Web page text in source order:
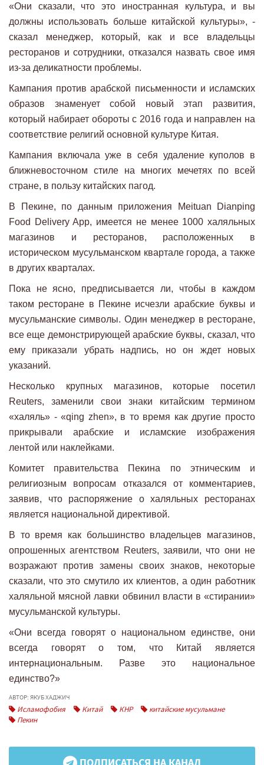
«Они сказали, что это иностранная культура, и вы
должны использовать больше китайской культуры», -
сказал менеджер, который, как и все владельцы
ресторанов и сотрудники, отказался назвать свое имя
из-за деликатности проблемы.
Кампания против арабской письменности и исламских
образов знаменует собой новый этап развития,
который набирает обороты с 2016 года и направлен на
соответствие религий основной культуре Китая.
Кампания включала уже в себя удаление куполов в
ближневосточном стиле на многих мечетях по всей
стране, в пользу китайских пагод.
В Пекине, по данным приложения Meituan Dianping
Food Delivery App, имеется не менее 1000 халяльных
магазинов и ресторанов, расположенных в
историческом мусульманском квартале города, а также
в других кварталах.
Пока не ясно, предписывается ли, чтобы в каждом
таком ресторане в Пекине исчезли арабские буквы и
мусульманские символы. Один менеджер в ресторане,
все еще демонстрирующей арабские буквы, сказал, что
ему приказали убрать надпись, но он ждет новых
указаний.
Несколько крупных магазинов, которые посетил
Reuters, заменили свои знаки китайским термином
«халяль» - «qing zhen», в то время как другие просто
прикрывали арабские и исламские изображения
лентой или наклейками.
Комитет правительства Пекина по этническим и
религиозным вопросам отказался от комментариев,
заявив, что распоряжение о халяльных ресторанах
является национальной директивой.
В то время как большинство владельцев магазинов,
опрошенных агентством Reuters, заявили, что они не
возражают против замены своих знаков, некоторые
сказали, что это смутило их клиентов, а один работник
халяльной мясной лавки обвинил власти в «стирании»
мусульманской культуры.
«Они всегда говорят о национальном единстве, они
всегда говорят о том, что Китай является
интернациональным. Разве это национальное
единство?»
АВТОР: ЯКУБ ХАДЖИЧ
Исламофобия Китай КНР
китайские мусульмане
Пекин